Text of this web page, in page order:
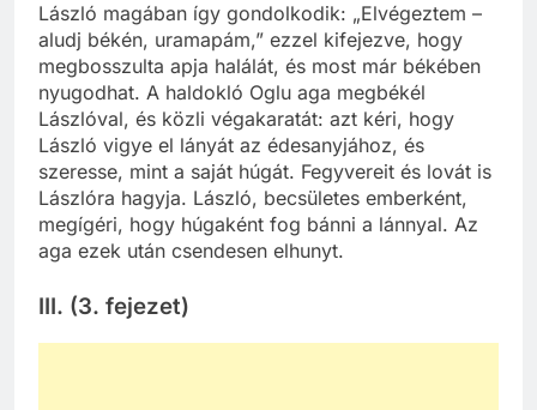
László magában így gondolkodik: „Elvégeztem –
aludj békén, uramapám,” ezzel kifejezve, hogy
megbosszulta apja halálát, és most már békében
nyugodhat. A haldokló Oglu aga megbékél
Lászlóval, és közli végakaratát: azt kéri, hogy
László vigye el lányát az édesanyjához, és
szeresse, mint a saját húgát. Fegyvereit és lovát is
Lászlóra hagyja. László, becsületes emberként,
megígéri, hogy húgaként fog bánni a lánnyal. Az
aga ezek után csendesen elhunyt.
III. (3. fejezet)